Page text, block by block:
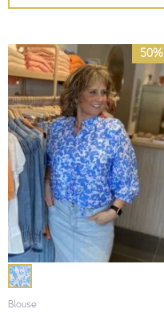
50%
Blouse
Oorspronkelijke
prijs
was:
€69,95.
Huidige
prijs
is:
€35,00.